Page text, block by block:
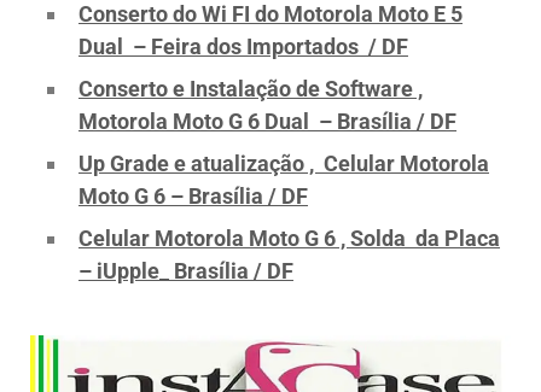
Conserto do Wi FI do Motorola Moto E 5
Dual – Feira dos Importados / DF
Conserto e Instalação de Software ,
Motorola Moto G 6 Dual – Brasília / DF
Up Grade e atualização , Celular Motorola
Moto G 6 – Brasília / DF
Celular Motorola Moto G 6 , Solda da Placa
– iUpple_ Brasília / DF